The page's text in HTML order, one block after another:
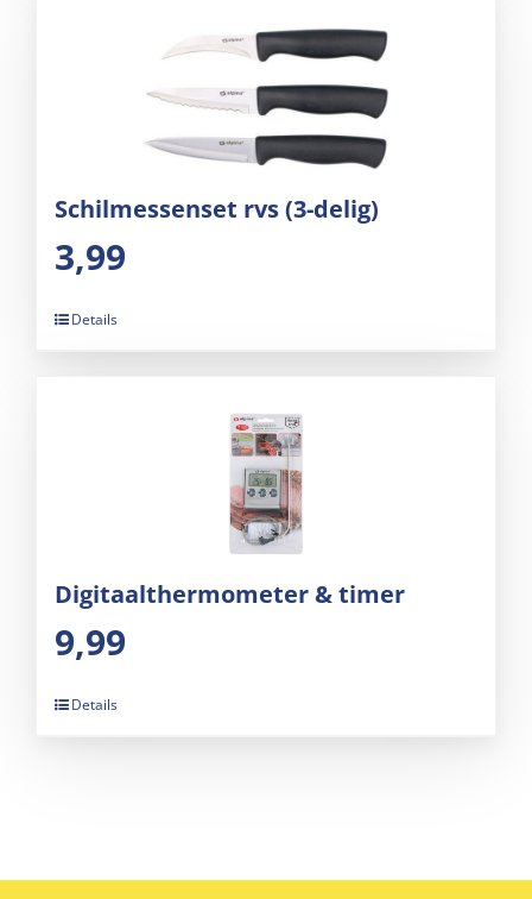
Schilmessenset rvs (3-delig)
3,99
Details
Digitaalthermometer & timer
9,99
Details